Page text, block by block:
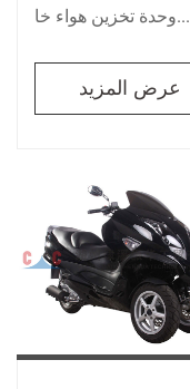
وحدة تخزين هواء خا...
عرض المزيد